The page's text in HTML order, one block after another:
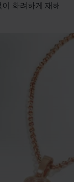
화려하게 재해